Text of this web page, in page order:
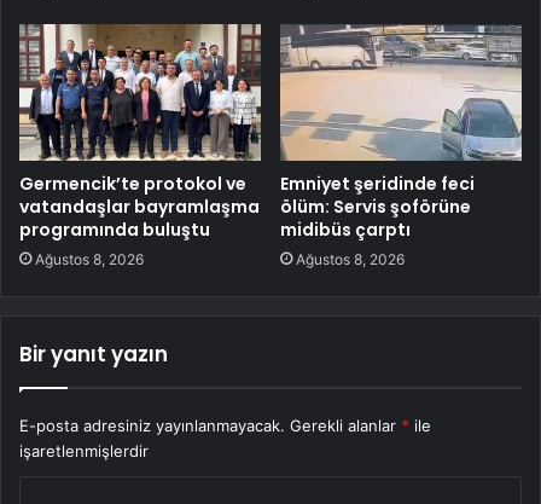
Germencik’te protokol ve
vatandaşlar bayramlaşma
programında buluştu
Ağustos 8, 2026
Emniyet şeridinde feci
ölüm: Servis şoförüne
midibüs çarptı
Ağustos 8, 2026
Bir yanıt yazın
E-posta adresiniz yayınlanmayacak. Gerekli alanlar * ile
işaretlenmişlerdir